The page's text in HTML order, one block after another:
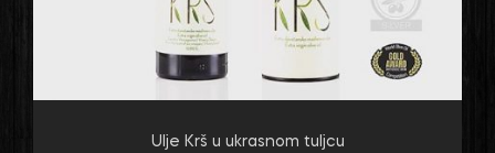
Ulje Krš u ukrasnom tuljcu